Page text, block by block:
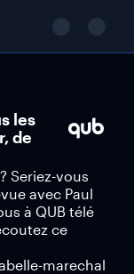
les
de
Seriez-vous
avec Paul
à QUB télé
ce
marechal